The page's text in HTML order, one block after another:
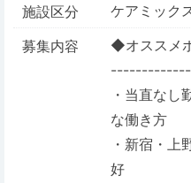
施設区分
ケアミック
募集内容
◆オスス
・当直なし
な働き方
・新宿・上
好